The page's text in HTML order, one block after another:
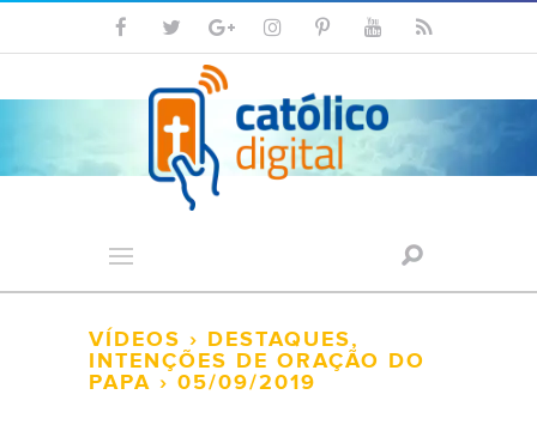
VÍDEOS › DESTAQUES,
INTENÇÕES DE ORAÇÃO DO
PAPA › 05/09/2019